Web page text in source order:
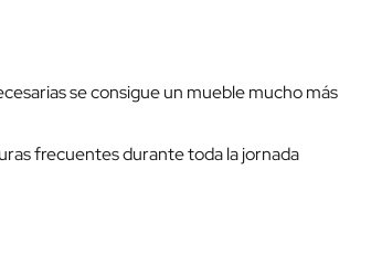
se consigue un mueble mucho más
frecuentes durante toda la jornada